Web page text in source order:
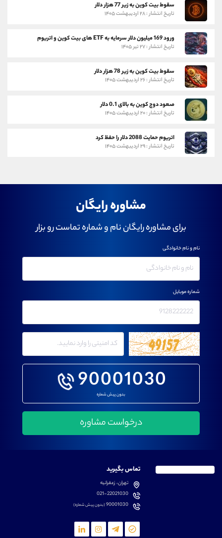
سقوط بیت کوین به زیر 77 هزار دلار
تاریخ انتشار : ۲۸ اردیبهشت ۱۴۰۵
ورود 169 میلیون دلار سرمایه به ETF های بیت کوین و اتریوم
تاریخ انتشار : ۲۷ تیر ۱۴۰۵
سقوط بیت کوین به زیر 78 هزار دلار
تاریخ انتشار : ۲۶ اردیبهشت ۱۴۰۵
صعود دوج کوین به بالای 0.1 دلار
تاریخ انتشار : ۲۰ اردیبهشت ۱۴۰۵
اتریوم حمایت 2088 دلار را حفظ کرد
تاریخ انتشار : ۲۹ اردیبهشت ۱۴۰۵
مشاوره رایگان
برای مشاوره رایگان نام و شماره تماست رو بزار
90001030
بدون پیش شماره
نام و نام خانوادگی
شماره موبایل
تماس بگیرید
تهران، زعفرانیه
021-22021030
90001030(بدون پیش شماره)